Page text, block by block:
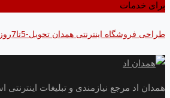
برای خدمات
طراحی فروشگاه اینترنتی همدان تحویل-5تا7روزکاری
همدان اد مرجع نیازمندی و تبلیغات اینترنتی